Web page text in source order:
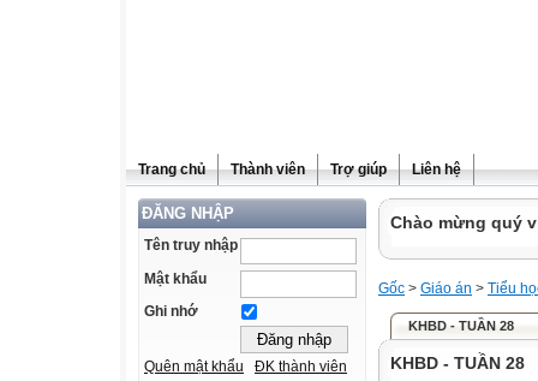
Trang chủ Thành viên Trợ giúp Liên hệ
ĐĂNG NHẬP
Tên truy nhập
Mật khẩu
Ghi nhớ
Quên mật khẩu ĐK thành viên
Chào mừng quý
Gốc > Giáo án > Tiểu
KHBD - TUẦN 28
KHBD - TUẦN 28